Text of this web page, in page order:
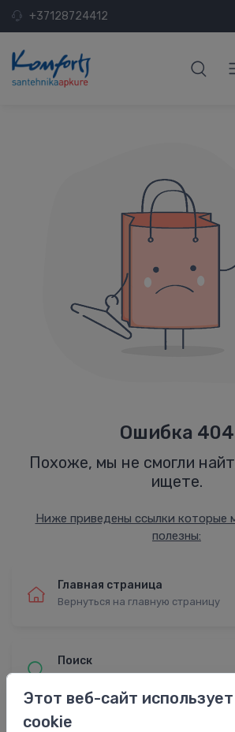
+37128724412
Ошибка 404
Похоже, мы не смогли
ищете.
Ниже приведены ссылки которые
полезны:
Главная страница
Вернуться на главную страницу
Поиск
Найти с расширенным поиском
Этот веб-сайт
cookie